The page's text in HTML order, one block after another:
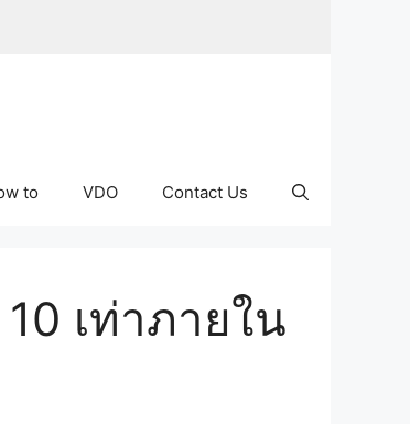
to VDO Contact Us
เท่าภายใน